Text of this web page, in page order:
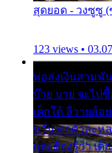
สุดยอด - วงซูซู
123 views •
พ่อส่งเงินสามพั
บ๊าย บาย จะไปซื้
เด็กใต้ ลีวายส์อ
หวั่น ตกตัวละห
และต้องรู้ว่า เด็